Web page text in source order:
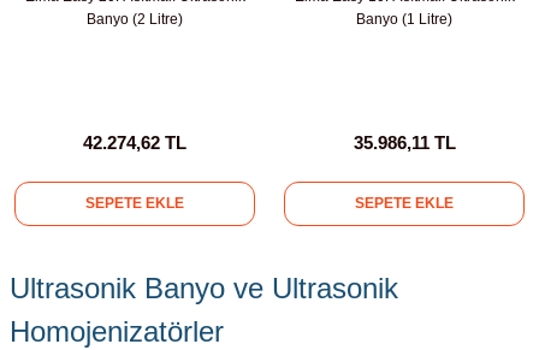
Banyo (2 Litre)
42.274,62 TL
SEPETE EKLE
Banyo (1 Litre)
35.986,11 TL
SEPETE EKLE
Ultrasonik Banyo ve Ultrasonik
Homojenizatörler